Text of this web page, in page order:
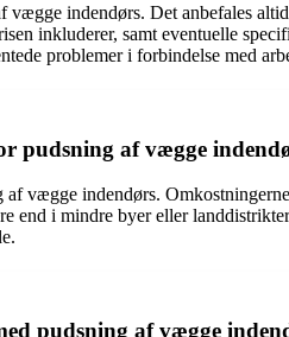
vægge indendørs. Det anbefales
inkluderer, samt eventuelle
problemer i forbindelse med
pudsning af vægge
vægge indendørs.
end i mindre byer eller
pudsning af vægge